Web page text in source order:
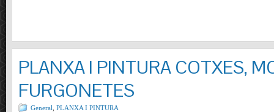
PLANXA I PINTURA COTXES,
FURGONETES
General PLANXA I PINTURA